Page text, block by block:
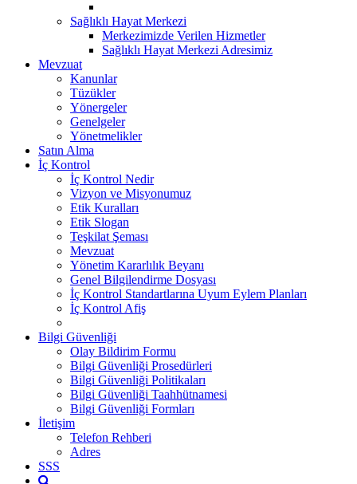
Sağlıklı Hayat Merkezi
Merkezimizde Verilen Hizmetler
Sağlıklı Hayat Merkezi Adresimiz
Mevzuat
Kanunlar
Tüzükler
Yönergeler
Genelgeler
Yönetmelikler
Satın Alma
İç Kontrol
İç Kontrol Nedir
Vizyon ve Misyonumuz
Etik Kuralları
Etik Slogan
Teşkilat Şeması
Mevzuat
Yönetim Kararlılık Beyanı
Genel Bilgilendirme Dosyası
İç Kontrol Standartlarına Uyum Eylem Planları
İç Kontrol Afiş
Bilgi Güvenliği
Olay Bildirim Formu
Bilgi Güvenliği Prosedürleri
Bilgi Güvenliği Politikaları
Bilgi Güvenliği Taahhütnamesi
Bilgi Güvenliği Formları
İletişim
Telefon Rehberi
Adres
SSS